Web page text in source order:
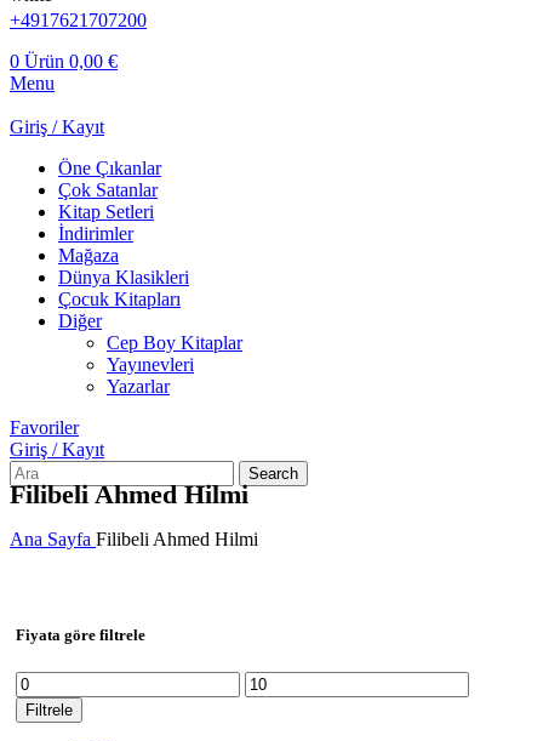
+4917621707200
0 Ürün 0,00 €
Menu
Giriş / Kayıt
Öne Çıkanlar
Çok Satanlar
Kitap Setleri
İndirimler
Mağaza
Dünya Klasikleri
Çocuk Kitapları
Diğer
Cep Boy Kitaplar
Yayınevleri
Yazarlar
Favoriler
Giriş / Kayıt
Search
Filibeli Ahmed Hilmi
Ana Sayfa Filibeli Ahmed Hilmi
Fiyata göre filtrele
En
düşük
fiyat
En
yüksek
Filtrele